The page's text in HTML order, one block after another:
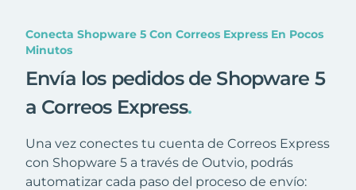
Conecta Shopware 5 Con Correos Express En Pocos
Minutos
Envía los pedidos de Shopware 5
a Correos Express.
Una vez conectes tu cuenta de Correos Express
con Shopware 5 a través de Outvio, podrás
automatizar cada paso del proceso de envío: